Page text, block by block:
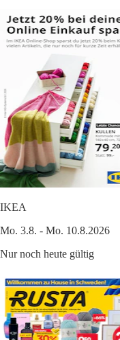
IKEA
Mo. 3.8. - Mo. 10.8.2026
Nur noch heute gültig